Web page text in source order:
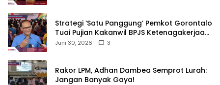
Strategi ‘Satu Panggung’ Pemkot Gorontalo
Tuai Pujian Kakanwil BPJS Ketenagakerjaan
Sulama‎‎
Juni 30, 2026 3
‎Rakor LPM, Adhan Dambea Semprot Lurah:
Jangan Banyak Gaya!‎